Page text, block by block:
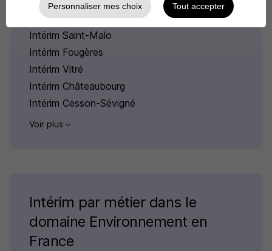
Intérim Rennes
Intérim Saint-Malo
Intérim Fougères
Intérim Vitré
Intérim Châteaubourg
Intérim Cesson-Sévigné
Voir plus
Intérim par métier dans le
domaine Environnement en
France
Personnaliser mes choix Tout accepter